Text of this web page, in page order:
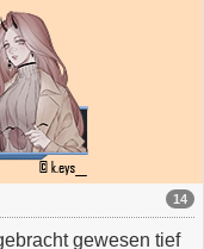
14
gewesen tief